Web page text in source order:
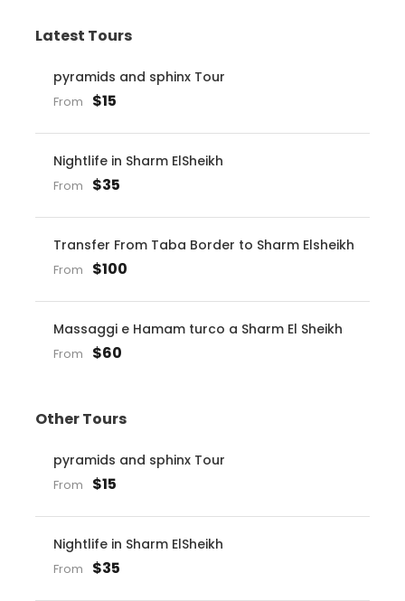
Latest Tours
pyramids and sphinx Tour
From $15
Nightlife in Sharm ElSheikh
From $35
Transfer From Taba Border to Sharm Elsheikh
From $100
Massaggi e Hamam turco a Sharm El Sheikh
From $60
Other Tours
pyramids and sphinx Tour
From $15
Nightlife in Sharm ElSheikh
From $35